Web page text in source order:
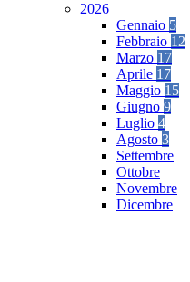
2026
Gennaio 5
Febbraio 12
Marzo 17
Aprile 17
Maggio 15
Giugno 9
Luglio 4
Agosto 3
Settembre
Ottobre
Novembre
Dicembre